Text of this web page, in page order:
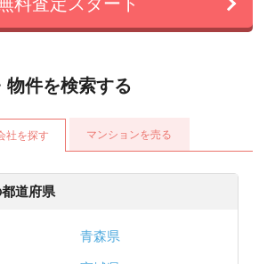
物件を検索する
社を探す マンションを売る
道府県
青森県